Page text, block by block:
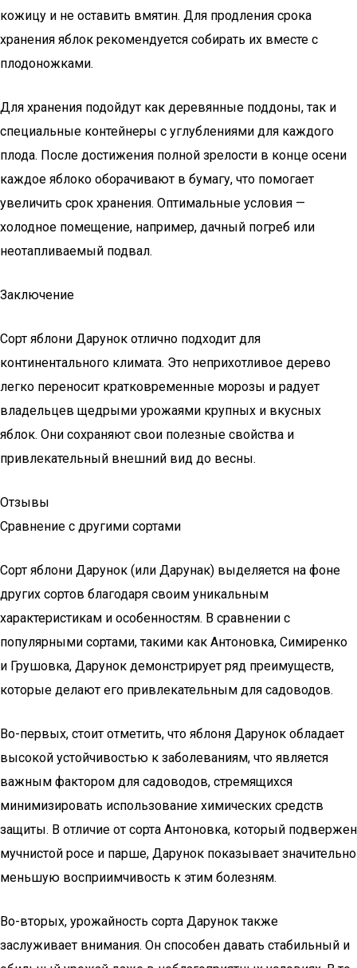
кожицу и не оставить вмятин. Для продления срока
хранения яблок рекомендуется собирать их вместе с
плодоножками.
Для хранения подойдут как деревянные поддоны, так и
специальные контейнеры с углублениями для каждого
плода. После достижения полной зрелости в конце осени
каждое яблоко оборачивают в бумагу, что помогает
увеличить срок хранения. Оптимальные условия —
холодное помещение, например, дачный погреб или
неотапливаемый подвал.
Заключение
Сорт яблони Дарунок отлично подходит для
континентального климата. Это неприхотливое дерево
легко переносит кратковременные морозы и радует
владельцев щедрыми урожаями крупных и вкусных
яблок. Они сохраняют свои полезные свойства и
привлекательный внешний вид до весны.
Отзывы
Сравнение с другими сортами
Сорт яблони Дарунок (или Дарунак) выделяется на фоне
других сортов благодаря своим уникальным
характеристикам и особенностям. В сравнении с
популярными сортами, такими как Антоновка, Симиренко
и Грушовка, Дарунок демонстрирует ряд преимуществ,
которые делают его привлекательным для садоводов.
Во-первых, стоит отметить, что яблоня Дарунок обладает
высокой устойчивостью к заболеваниям, что является
важным фактором для садоводов, стремящихся
минимизировать использование химических средств
защиты. В отличие от сорта Антоновка, который подвержен
мучнистой росе и парше, Дарунок показывает значительно
меньшую восприимчивость к этим болезням.
Во-вторых, урожайность сорта Дарунок также
заслуживает внимания. Он способен давать стабильный и